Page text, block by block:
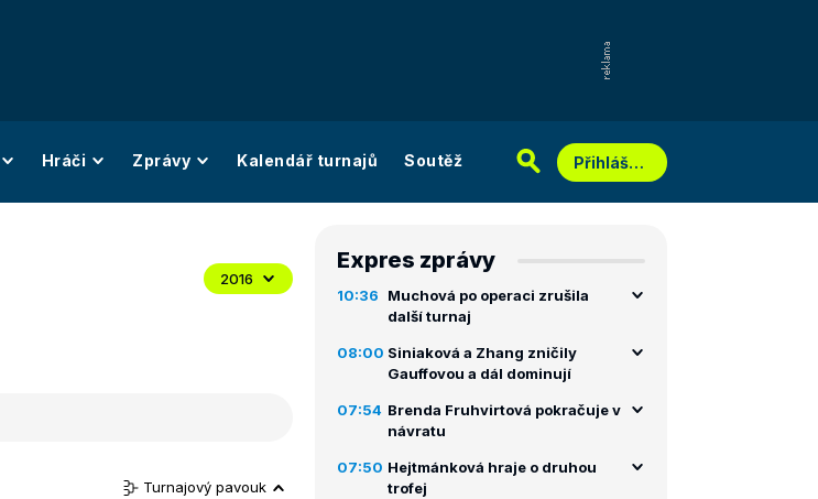
Hráči Zprávy Kalendář turnajů Soutěž Přihlášení
2016
Turnajový pavouk
Expres zprávy
10:36
Muchová po operaci zrušila
další turnaj
08:00 Siniaková a Zhang zničily
Gauffovou a dál dominují
07:54 Brenda Fruhvirtová pokračuje v
návratu
07:50 Hejtmánková hraje o druhou
trofej